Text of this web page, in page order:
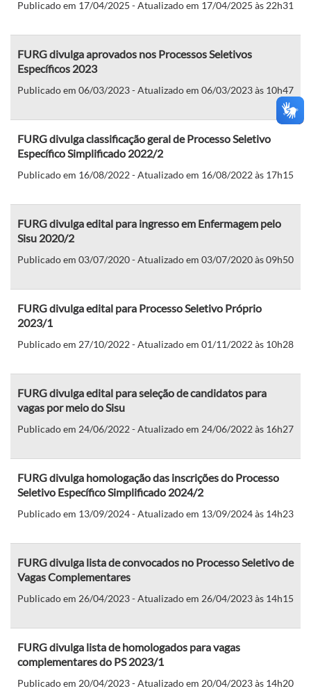
Publicado em 17/04/2025 - Atualizado em 17/04/2025 às 22h31
FURG divulga aprovados nos Processos Seletivos
Específicos 2023
Publicado em 06/03/2023 - Atualizado em 06/03/2023 às 10h47
FURG divulga classificação geral de Processo Seletivo
Específico Simplificado 2022/2
Publicado em 16/08/2022 - Atualizado em 16/08/2022 às 17h15
FURG divulga edital para ingresso em Enfermagem pelo
Sisu 2020/2
Publicado em 03/07/2020 - Atualizado em 03/07/2020 às 09h50
FURG divulga edital para Processo Seletivo Próprio
2023/1
Publicado em 27/10/2022 - Atualizado em 01/11/2022 às 10h28
FURG divulga edital para seleção de candidatos para
vagas por meio do Sisu
Publicado em 24/06/2022 - Atualizado em 24/06/2022 às 16h27
FURG divulga homologação das inscrições do Processo
Seletivo Específico Simplificado 2024/2
Publicado em 13/09/2024 - Atualizado em 13/09/2024 às 14h23
FURG divulga lista de convocados no Processo Seletivo de
Vagas Complementares
Publicado em 26/04/2023 - Atualizado em 26/04/2023 às 14h15
FURG divulga lista de homologados para vagas
complementares do PS 2023/1
Publicado em 20/04/2023 - Atualizado em 20/04/2023 às 14h20